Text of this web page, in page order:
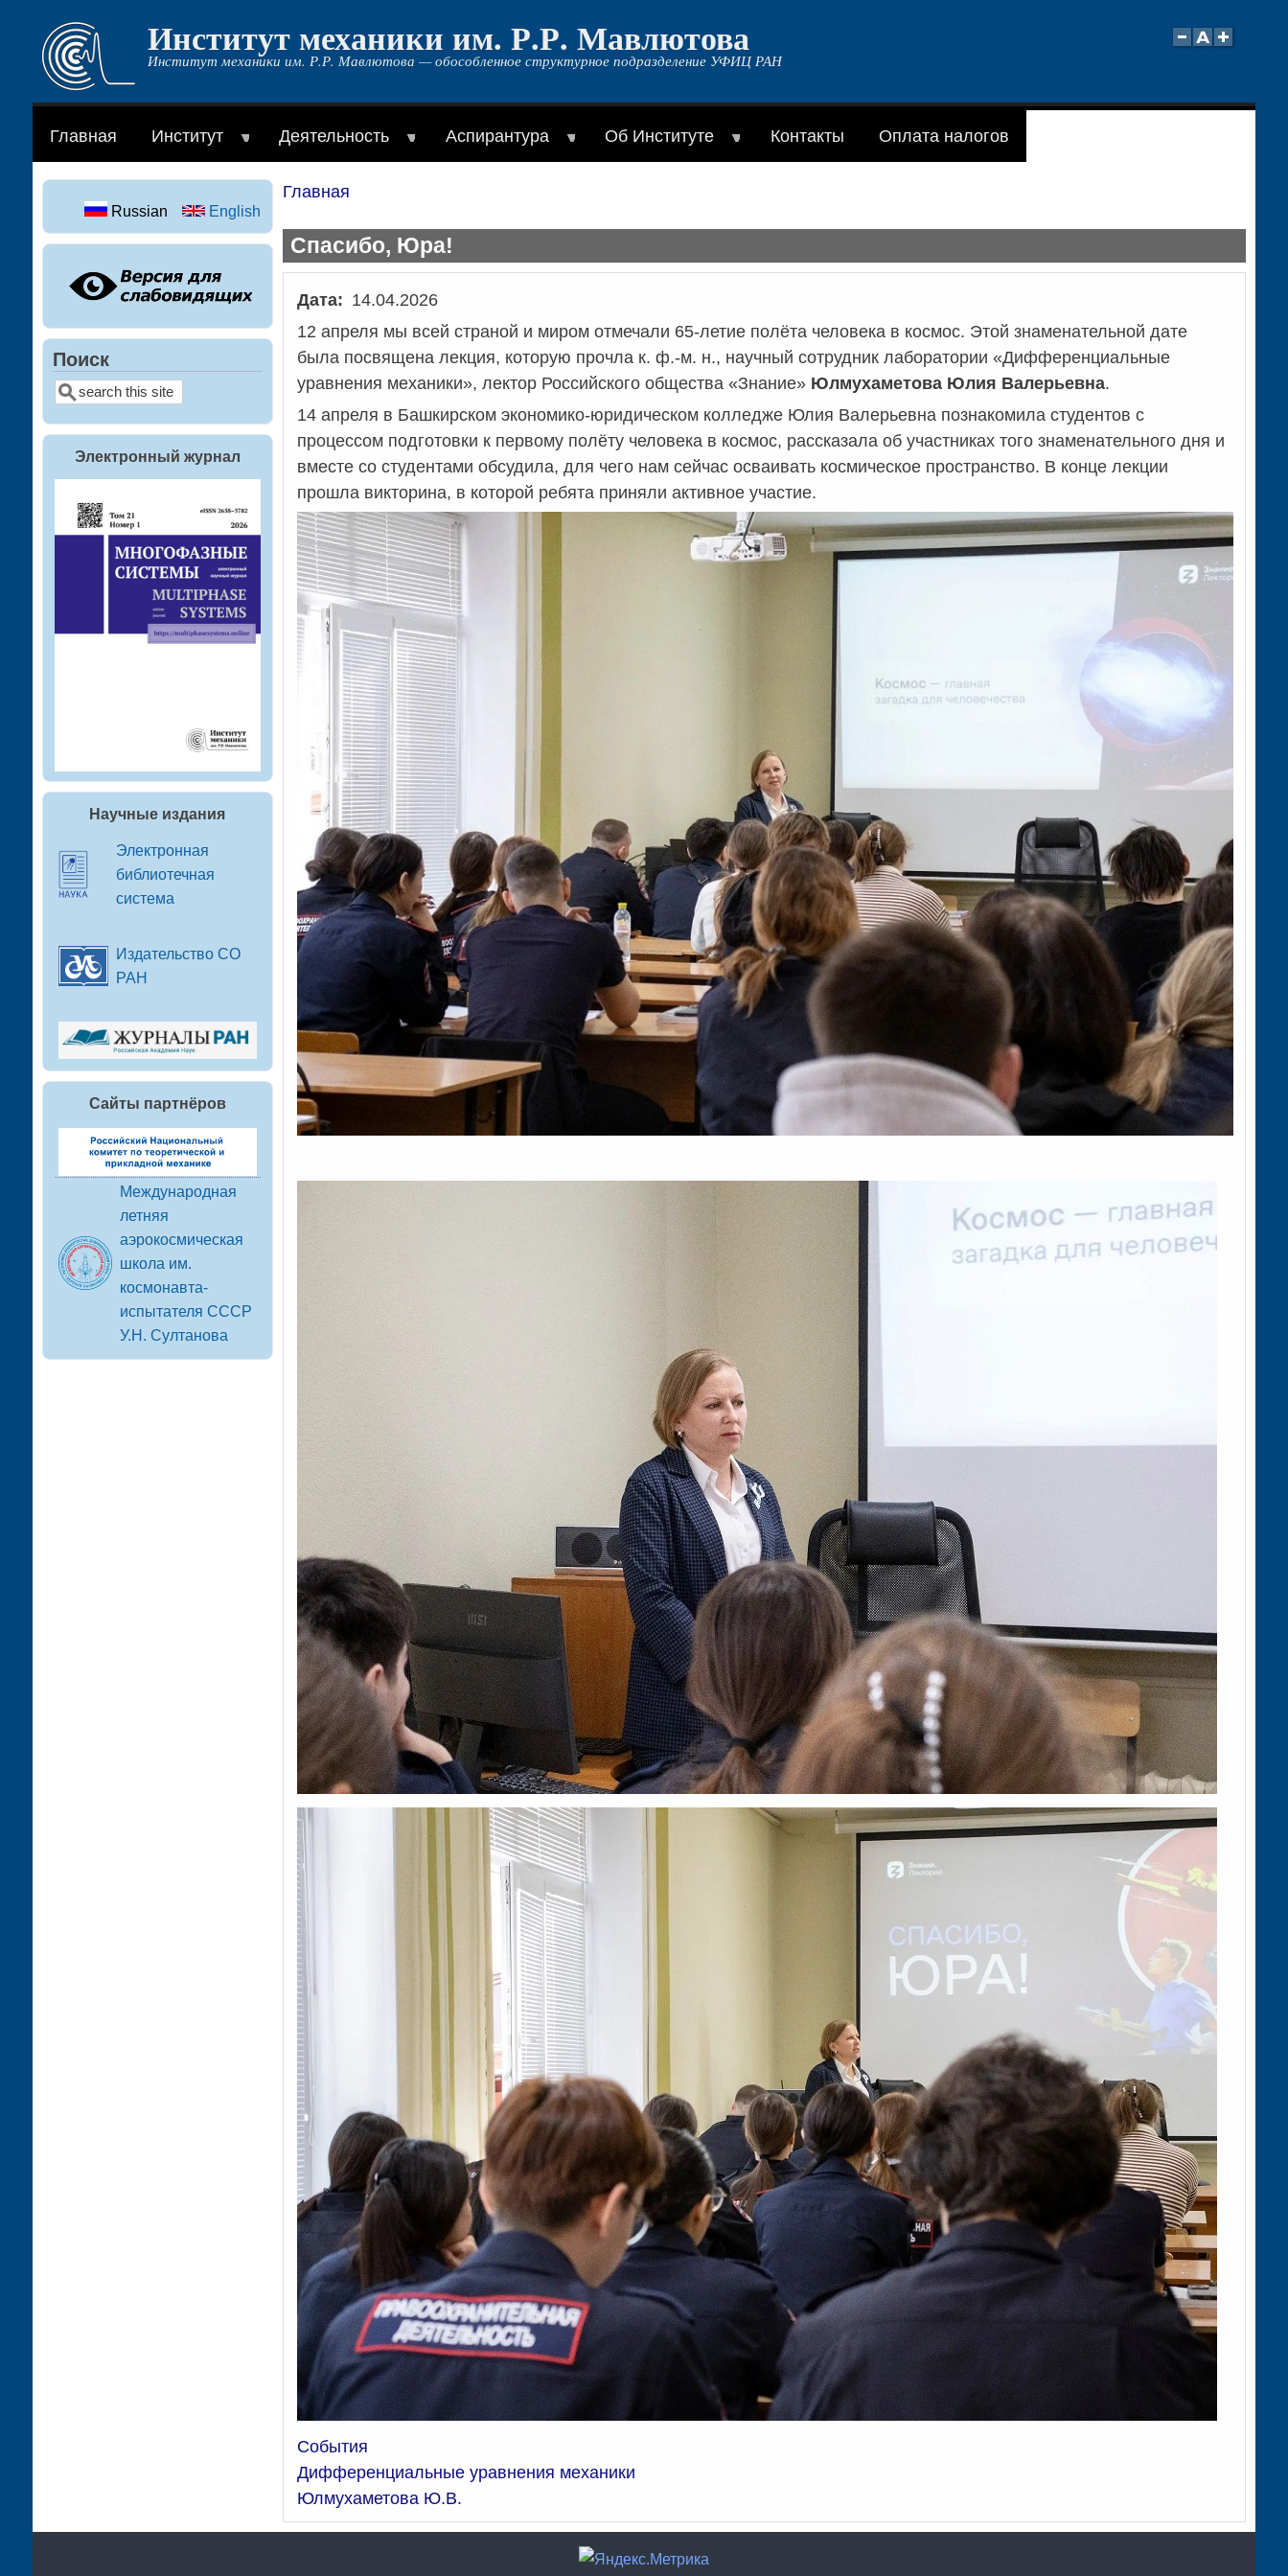
Перейти
основному
содержанию
Институт механики им. Р.Р. Мавлютова
Институт механики им. Р.Р. Мавлютова — обособленное структурное подразделение УФИЦ РАН
Главная Институт Деятельность Аспирантура Об Институте Контакты Оплата налогов
навигации
Главная
Спасибо, Юра!
Дата
14.04.2026
12 апреля мы всей страной и миром отмечали 65-летие полёта человека в космос. Этой знаменательной дате
была посвящена лекция, которую прочла к. ф.-м. н., научный сотрудник лаборатории «Дифференциальные
уравнения механики», лектор Российского общества «Знание» Юлмухаметова Юлия Валерьевна.
14 апреля в Башкирском экономико-юридическом колледже Юлия Валерьевна познакомила студентов с
процессом подготовки к первому полёту человека в космос, рассказала об участниках того знаменательного дня и
вместе со студентами обсудила, для чего нам сейчас осваивать космическое пространство. В конце лекции
прошла викторина, в которой ребята приняли активное участие.
События
Дифференциальные уравнения механики
Юлмухаметова Ю.В.
Russian English
Поиск
Поиск
Электронный журнал
Научные издания
Электронная
библиотечная
система
Издательство СО
РАН
Сайты партнёров
Международная
летняя
аэрокосмическая
школа им.
космонавта-
испытателя СССР
У.Н. Султанова